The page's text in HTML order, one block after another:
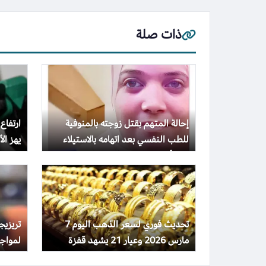
ذات صلة
إحالة المتهم بقتل زوجته بالمنوفية
للطب النفسي بعد اتهامه بالاستيلاء
على أموالها
يهز
تحديث فوري لسعر الذهب اليوم 7
مارس 2026 وعيار 21 يشهد قفزة
مفاجئة